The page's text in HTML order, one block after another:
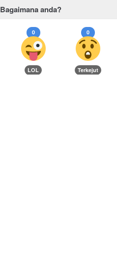
Bagaimana anda?
0
LOL
0
Terkejut